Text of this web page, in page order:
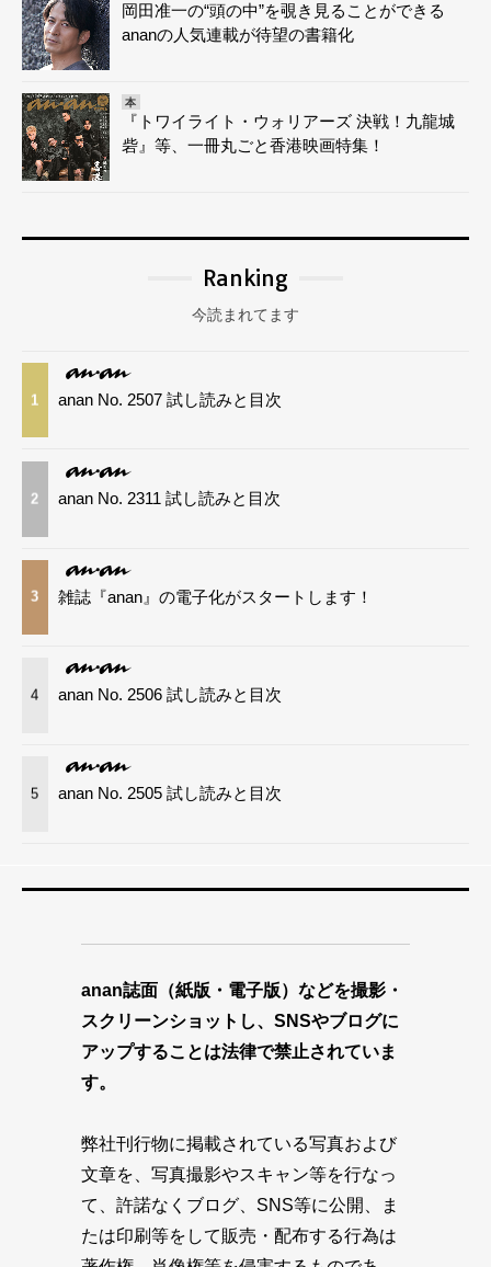
岡田准一の“頭の中”を覗き見ることができる
ananの人気連載が待望の書籍化
本
『トワイライト・ウォリアーズ 決戦！九龍城
砦』等、一冊丸ごと香港映画特集！
Ranking
今読まれてます
1 anan No. 2507 試し読みと目次
2 anan No. 2311 試し読みと目次
3 雑誌『anan』の電子化がスタートします！
4 anan No. 2506 試し読みと目次
5 anan No. 2505 試し読みと目次
anan誌面（紙版・電子版）などを撮影・
スクリーンショットし、SNSやブログに
アップすることは法律で禁止されていま
す。
弊社刊行物に掲載されている写真および
文章を、写真撮影やスキャン等を行なっ
て、許諾なくブログ、SNS等に公開、ま
たは印刷等をして販売・配布する行為は